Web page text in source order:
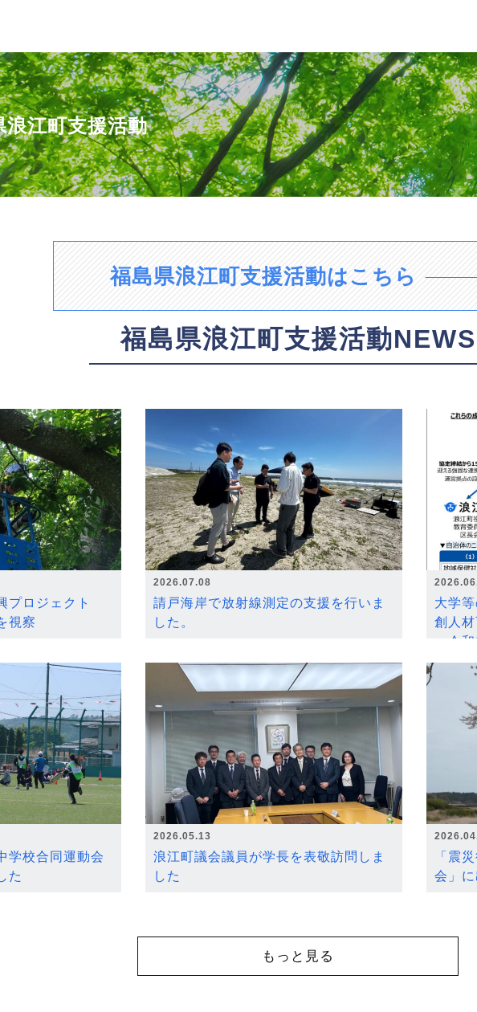
浪江町支援活動
福島県浪江町支援活動はこちら
福島県浪江町支援活動NEWS
プロジェクト
視察
2026.07.08
請戸海岸で放射線測定の支援を行いま
した。
大学
創人
～令
学校合同運動会
た
2026.05.13
浪江町議会議員が学長を表敬訪問しま
した
「震
会」
もっと見る